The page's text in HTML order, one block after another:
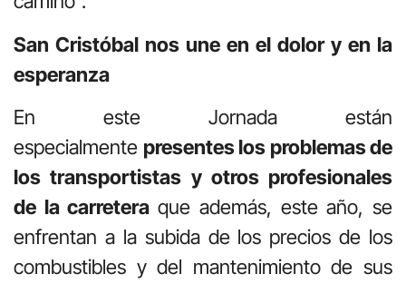
San Cristóbal nos une en el dolor y en la
esperanza
En este Jornada están
especialmente presentes los problemas de
los transportistas y otros profesionales
de la carreteraque además, este año, se
enfrentan a la subida de los precios de los
combustibles y del mantenimiento de sus